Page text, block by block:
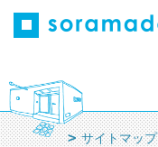
サイトマップ